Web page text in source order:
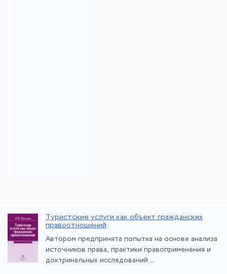
Туристские услуги как объект гражданских
правоотношений
Автором предпринята попытка на основе анализа
источников права, практики правоприменения и
доктринальных исследований ...